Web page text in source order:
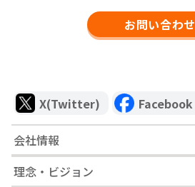
お問い合わせ
X(Twitter) Facebook
会社情報
理念・ビジョン